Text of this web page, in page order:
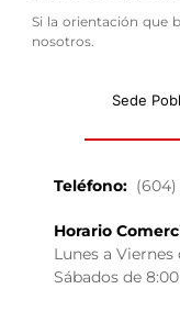
Si la orientación que
nosotros.
Sede
Teléfono: (604)
Horario
Lunes a Viernes
Sábados de